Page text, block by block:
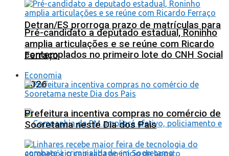
Detran/ES prorroga prazo de matrículas para
contemplados no primeiro lote do CNH Social
2026
Pré-candidato a deputado estadual, Roninho
amplia articulações e se reúne com Ricardo
Ferraço
Economia
Prefeitura incentiva compras no comércio de
Sooretama neste Dia dos Pais